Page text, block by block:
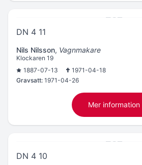
DN 4 11
Nils Nilsson, Vagnmakare
Klockaren 19
1887-07-13
1971-04-18
Gravsatt: 1971-04-26
Mer information
DN 4 10